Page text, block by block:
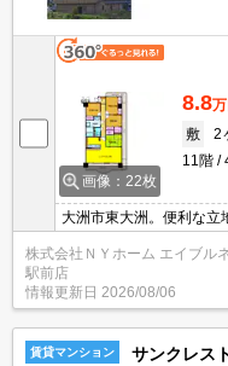
画像：22枚
8.8万
敷
2
11階
大洲市東大洲。便利な立
ァミリー向け、ゆったり
株式会社ＮＹホーム エイブル
駅前店
情報更新日 2026/08/06
賃貸マンション サンクレス